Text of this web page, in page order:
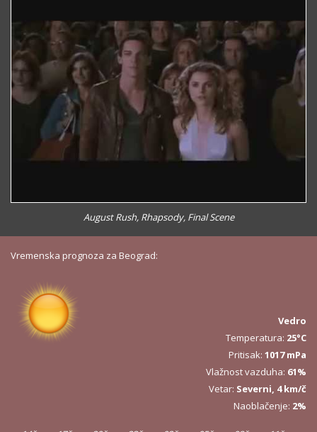
August Rush, Rhapsody, Final Scene
Vremenska prognoza za Beograd:
Vedro
Temperatura: 25°C
Pritisak: 1017 mPa
Vlažnost vazduha: 61%
Vetar: Severni, 4 km/č
Naoblačenje: 2%